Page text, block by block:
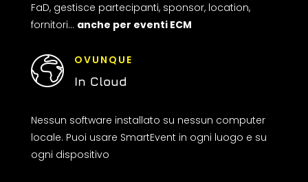
FaD, gestisce partecipanti, sponsor, location,
fornitori… anche per eventi ECM
OVUNQUE
In Cloud
Nessun software installato su nessun computer
locale. Puoi usare SmartEvent in ogni luogo e su
ogni dispositivo